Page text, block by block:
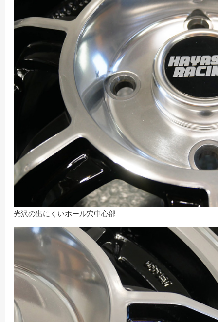
光沢の出にくいホール穴中心部